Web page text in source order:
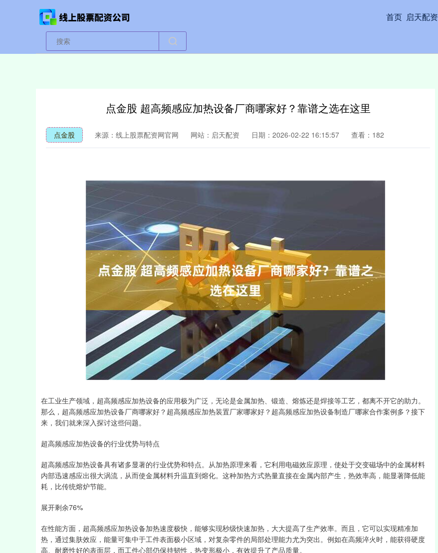
首页 启天配资
点金股 超高频感应加热设备厂商哪家好？靠谱之选在这里
点金股 来源：线上股票配资网官网 网站：启天配资 日期：2026-02-22 16:15:57 查看：182
在工业生产领域，超高频感应加热设备的应用极为广泛，无论是金属加热、锻造、熔炼还是焊接等工艺，都离不开它的助力。
那么，超高频感应加热设备厂商哪家好？超高频感应加热装置厂家哪家好？超高频感应加热设备制造厂哪家合作案例多？接下
来，我们就来深入探讨这些问题。
超高频感应加热设备的行业优势与特点
超高频感应加热设备具有诸多显著的行业优势和特点。从加热原理来看，它利用电磁效应原理，使处于交变磁场中的金属材料
内部迅速感应出很大涡流，从而使金属材料升温直到熔化。这种加热方式热量直接在金属内部产生，热效率高，能显著降低能
耗，比传统熔炉节能。
展开剩余76%
在性能方面，超高频感应加热设备加热速度极快，能够实现秒级快速加热，大大提高了生产效率。而且，它可以实现精准加
热，通过集肤效应，能量可集中于工件表面极小区域，对复杂零件的局部处理能力尤为突出。例如在高频淬火时，能获得硬度
高、耐磨性好的表面层，而工件心部仍保持韧性，热变形极小，有效提升了产品质量。
上证指数 3940.04 39.68 1.02% 深证成指 14311.01